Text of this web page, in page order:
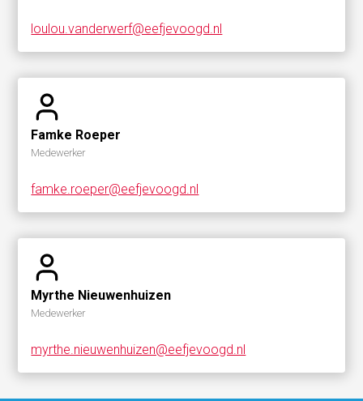
loulou.vanderwerf@eefjevoogd.nl
Famke Roeper
Medewerker
famke.roeper@eefjevoogd.nl
Myrthe Nieuwenhuizen
Medewerker
myrthe.nieuwenhuizen@eefjevoogd.nl